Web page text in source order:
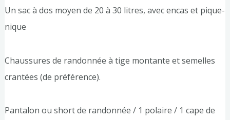
Un sac à dos moyen de 20 à 30 litres, avec encas et pique-
nique
Chaussures de randonnée à tige montante et semelles
crantées (de préférence).
Pantalon ou short de randonnée / 1 polaire / 1 cape de